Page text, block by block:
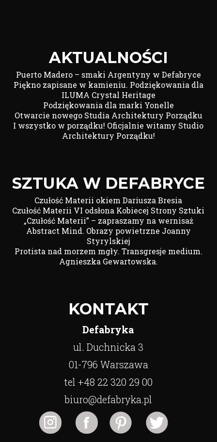
AKTUALNOŚCI
Puerto Madero – smaki Argentyny w Defabryce
Piękno zapisane w kamieniu. Podziękowania dla
ILUMA Crystal Heritage
Podziękowania dla marki Yonelle
Otwarcie nowego Studia Architektury Porządku
I wszystko w porządku! Oficjalnie witamy Studio
Architektury Porządku!
SZTUKA W DEFABRYCE
Czułość Materii okiem Dariusza Bresia
Czułość Materii VI odsłona Kobiecej Strony Sztuki
„Czułość Materii” – zapraszamy na wernisaż
Abstract Mind. Obrazy powietrzne Joanny
Styrylskiej
Protista nad morzem mgły. Transgresje medium.
Agnieszka Gewartowska.
KONTAKT
Defabryka
ul. Duchnicka 3
01-796 Warszawa
tel +48 22 320 29 00
biuro@defabryka.pl